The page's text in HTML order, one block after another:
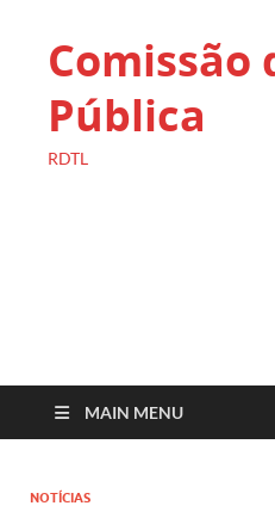
Comissão
Pública
RDTL
MAIN MENU
NOTÍCIAS